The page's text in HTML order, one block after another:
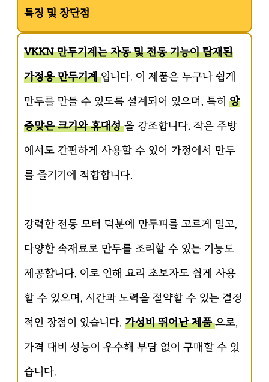
특징 및 장단점
VKKN 만두기계는 자동 및 전동 기능이 탑재된
가정용 만두기계입니다. 이 제품은 누구나 쉽게
만두를 만들 수 있도록 설계되어 있으며, 특히 앙
증맞은 크기와 휴대성을 강조합니다. 작은 주방
에서도 간편하게 사용할 수 있어 가정에서 만두
를 즐기기에 적합합니다.
강력한 전동 모터 덕분에 만두피를 고르게 밀고,
다양한 속재료로 만두를 조리할 수 있는 기능도
제공합니다. 이로 인해 요리 초보자도 쉽게 사용
할 수 있으며, 시간과 노력을 절약할 수 있는 결정
적인 장점이 있습니다. 가성비 뛰어난 제품으로,
가격 대비 성능이 우수해 부담 없이 구매할 수 있
습니다.